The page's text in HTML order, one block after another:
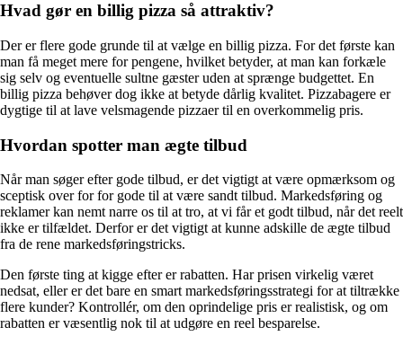
Hvad gør en billig pizza så attraktiv?
Der er flere gode grunde til at vælge en billig pizza. For det første kan
man få meget mere for pengene, hvilket betyder, at man kan forkæle
sig selv og eventuelle sultne gæster uden at sprænge budgettet. En
billig pizza behøver dog ikke at betyde dårlig kvalitet. Pizzabagere er
dygtige til at lave velsmagende pizzaer til en overkommelig pris.
Hvordan spotter man ægte tilbud
Når man søger efter gode tilbud, er det vigtigt at være opmærksom og
sceptisk over for for gode til at være sandt tilbud. Markedsføring og
reklamer kan nemt narre os til at tro, at vi får et godt tilbud, når det reelt
ikke er tilfældet. Derfor er det vigtigt at kunne adskille de ægte tilbud
fra de rene markedsføringstricks.
Den første ting at kigge efter er rabatten. Har prisen virkelig været
nedsat, eller er det bare en smart markedsføringsstrategi for at tiltrække
flere kunder? Kontrollér, om den oprindelige pris er realistisk, og om
rabatten er væsentlig nok til at udgøre en reel besparelse.